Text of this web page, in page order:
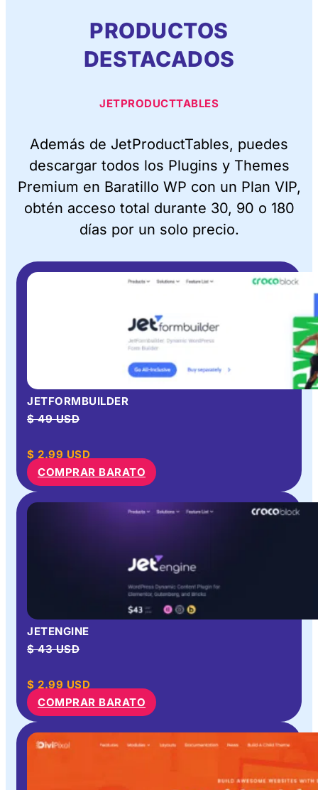
PRODUCTOS
DESTACADOS
JETPRODUCTTABLES
Además de JetProductTables, puedes
descargar todos los Plugins y Themes
Premium en Baratillo WP con un Plan VIP,
obtén acceso total durante 30, 90 o 180
días por un solo precio.
JETFORMBUILDER
$ 49 USD
$ 2.99 USD
COMPRAR BARATO
JETENGINE
$ 43 USD
$ 2.99 USD
COMPRAR BARATO